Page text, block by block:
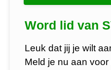
Word lid van
Leuk dat jij je wilt
Meld je nu aan